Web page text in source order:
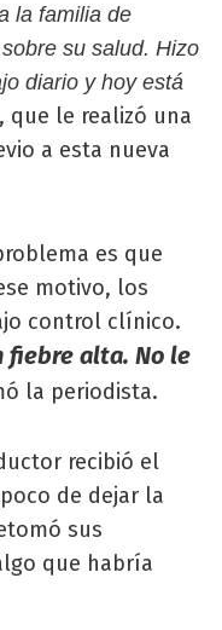
la familia de
su salud. Hizo
diario y hoy está
que le realizó una
a esta nueva
es que
motivo, los
control clínico.
fiebre alta. No le
la periodista.
recibió el
de dejar la
sus
que habría